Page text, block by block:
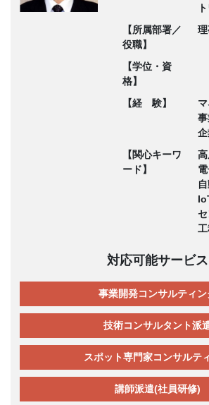
【所属部署／
役職】
【学位・資
格】
【経 験】
【関心キーワ
ード】
対応可能サービス
事業開発コンサルティン
技術コンサルタント派
スポット専門家コンサルテ
講師派遣(社員研修)